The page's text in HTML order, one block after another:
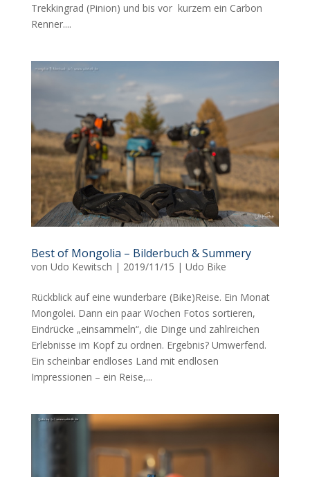
Trekkingrad (Pinion) und bis vor kurzem ein Carbon
Renner....
Best of Mongolia – Bilderbuch & Summery
von Udo Kewitsch | 2019/11/15 | Udo Bike
Rückblick auf eine wunderbare (Bike)Reise. Ein Monat
Mongolei. Dann ein paar Wochen Fotos sortieren,
Eindrücke „einsammeln“, die Dinge und zahlreichen
Erlebnisse im Kopf zu ordnen. Ergebnis? Umwerfend.
Ein scheinbar endloses Land mit endlosen
Impressionen – ein Reise,...